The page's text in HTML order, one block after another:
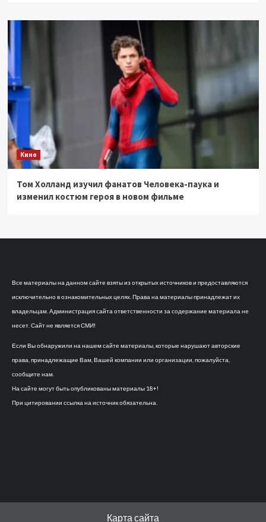
Кино
Том Холланд изучил фанатов Человека-паука и
изменил костюм героя в новом фильме
Все материалы на данном сайте взяты из открытых источников и предоставляются
исключительно в ознакомительных целях. Права на материалы принадлежат их
владельцам. Администрация сайта ответственности за содержание материала не
несет. Сайт не является СМИ!
Если Вы обнаружили на нашем сайте материалы, которые нарушают авторские
права, принадлежащие Вам, Вашей компании или организации, пожалуйста,
сообщите нам.
На сайте могут быть опубликованы материалы 18+!
При цитировании ссылка на источник обязательна.
Карта сайта